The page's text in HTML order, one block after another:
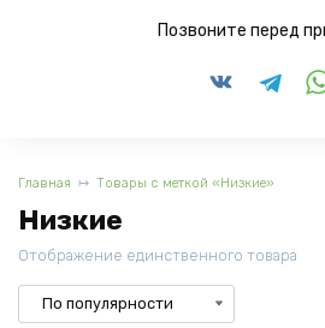
Позвоните перед
Главная Товары с меткой «Низкие»
Низкие
Отображение единственного товара